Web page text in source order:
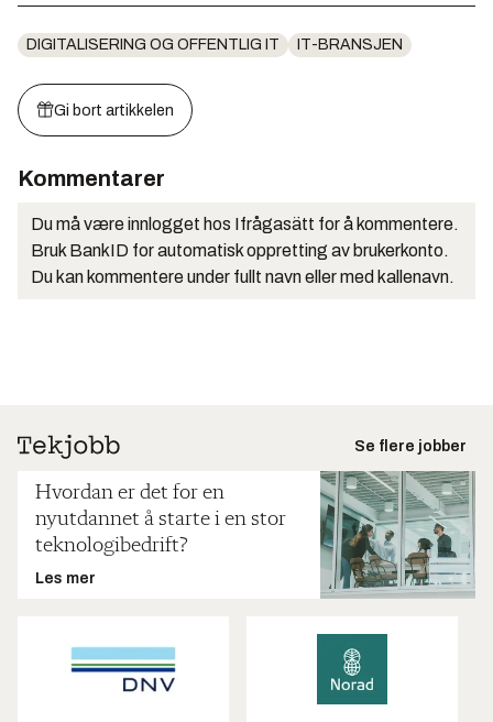
DIGITALISERING OG OFFENTLIG IT IT-BRANSJEN
Gi bort artikkelen
Kommentarer
Du må være innlogget hos Ifrågasätt for å kommentere.
Bruk BankID for automatisk oppretting av brukerkonto.
Du kan kommentere under fullt navn eller med kallenavn.
Se flere jobber
Hvordan er det for en
nyutdannet å starte i en stor
teknologibedrift?
Les mer